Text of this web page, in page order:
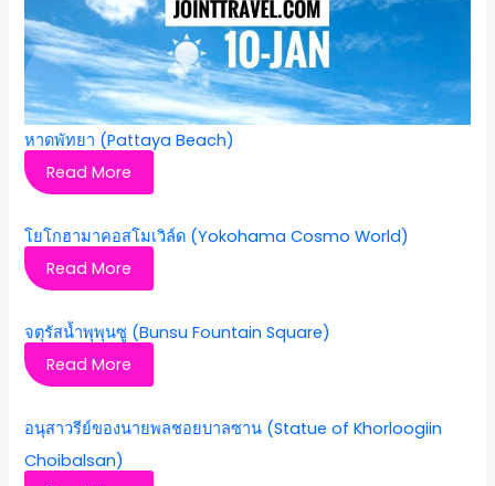
หาดพัทยา (Pattaya Beach)
Read More
โยโกฮามาคอสโมเวิล์ด (Yokohama Cosmo World)
Read More
จตุรัสน้ำพุพุนซู (Bunsu Fountain Square)
Read More
อนุสาวรีย์ของนายพลชอยบาลซาน (Statue of Khorloogiin
Choibalsan)